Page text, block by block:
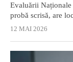
Evaluării Naționale
probă scrisă, are
12 MAI 2026